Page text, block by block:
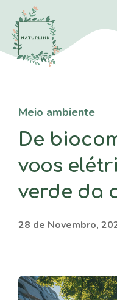
Saltar
para
conteúdo
Meio ambiente
De
voos
verde da
28 de Novembro,